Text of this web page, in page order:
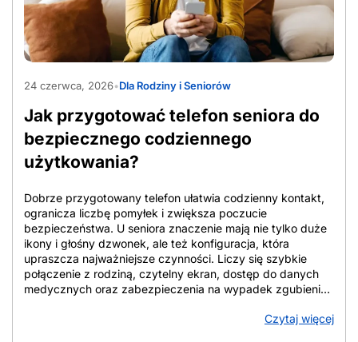
AdobeStock_1565597090
24 czerwca, 2026•Dla Rodziny i Seniorów
Jak przygotować telefon seniora do
bezpiecznego codziennego
użytkowania?
Dobrze przygotowany telefon ułatwia codzienny kontakt,
ogranicza liczbę pomyłek i zwiększa poczucie
bezpieczeństwa. U seniora znaczenie mają nie tylko duże
ikony i głośny dzwonek, ale też konfiguracja, która
upraszcza najważniejsze czynności. Liczy się szybkie
połączenie z rodziną, czytelny ekran, dostęp do danych
medycznych oraz zabezpieczenia na wypadek zgubienia
zebrano konkretne rozwiązania, które porządkują ekran,
Czytaj więcej